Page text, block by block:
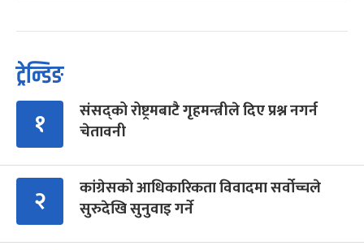
ट्रेन्डिङ
१
संसद्को रोष्ट्रमबाटै गृहमन्त्रीले दिए प्रश्न नगर्न
चेतावनी
२
कांग्रेसको आधिकारिकता विवादमा सर्वोच्चले
सुरुदेखि सुनुवाइ गर्ने